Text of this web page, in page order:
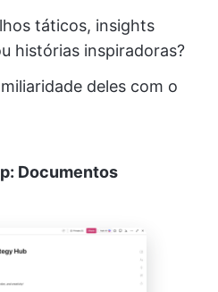
táticos, insights
histórias inspiradoras?
deles com o
Documentos